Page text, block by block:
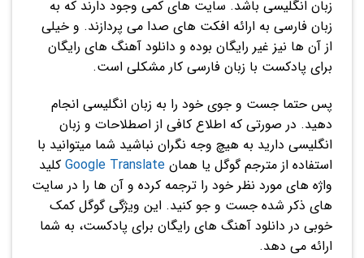
زبان انگلیسی باشد. سایت های کمی وجود دارند که به
زبان فارسی به ارائه افکت های صدا می پردازند. و خیلی
از آن ها نیز غیر رایگان بوده و دانلود آهنگ های رایگان
برای پادکست با زبان فارسی کار مشکلی است.
پس حتما جست و جوی خود را به زبان انگلیسی انجام
دهید. در صورتی که اطلاع کافی از اصطلاحات و زبان
انگلیسی دارید به هیچ وجه نگران نباشید شما میتوانید با
استفاده از مترجم گوگل یا همان Google Translate کلید
واژه های مورد نظر خود را ترجمه کرده و آن ها را در سایت
های ذکر شده جست و جو کنید. این ویژگی گوگل کمک
خوبی در دانلود آهنگ های رایگان برای پادکست، به شما
ارائه می دهد.